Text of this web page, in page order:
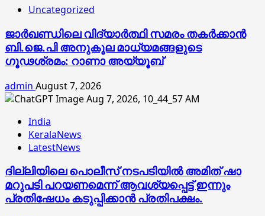
Uncategorized
ജാര്‍ഖണ്ഡിലെ വിദ്യാര്‍ത്ഥി സമരം തകര്‍ക്കാന്‍
ബി.ജെ.പി അനുകൂല മാധ്യമങ്ങളുടെ
ഗൂഢശ്രമം: റാണാ അയ്യൂബ്
admin August 7, 2026
India
KeralaNews
LatestNews
ദില്ലിയിലെ പൊലീസ് നടപടിയിൽ അമിത് ഷാ
മറുപടി പറയണമെന്ന് ആവശ്യപ്പെട്ട് ഇന്നും
പ്രതിഷേധം കടുപ്പിക്കാൻ പ്രതിപക്ഷം.